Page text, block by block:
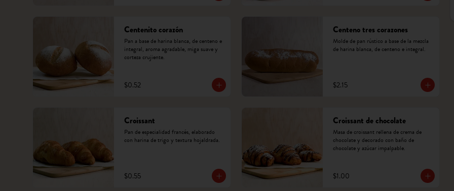
Centenito corazón
Pan a base de harina blanca, de centeno e
integral, aroma agradable, miga suave y
corteza crujiente.
$0.52
Centeno tres corazones
Molde de pan rústico a base de la mezcla
de harina blanca, de centeno e integral.
$2.15
Croissant
Pan de especialidad francés, elaborado
con harina de trigo y textura hojaldrada.
$0.55
Croissant de chocolate
Masa de croissant rellena de crema de
chocolate y decorado con baño de
chocolate y azúcar impalpable.
$1.00